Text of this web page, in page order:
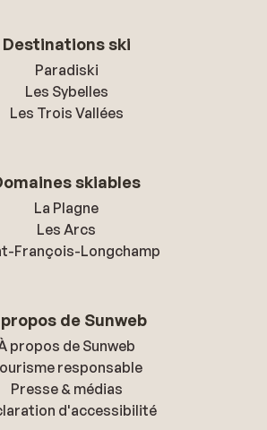
Destinations ski
Paradiski
Les Sybelles
Les Trois Vallées
skiables
La Plagne
Les Arcs
François-Longchamp
de Sunweb
propos de Sunweb
responsable
Presse & médias
d'accessibilité